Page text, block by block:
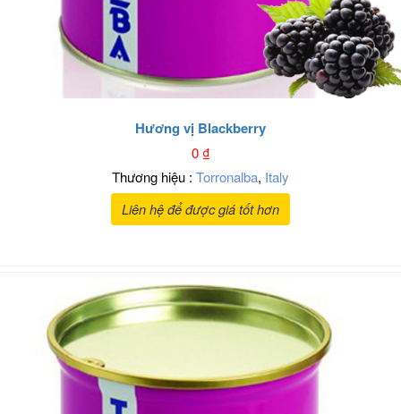
Hương vị Blackberry
0₫
Thương hiệu : Torronalba, Italy
Liên hệ để được giá tốt hơn